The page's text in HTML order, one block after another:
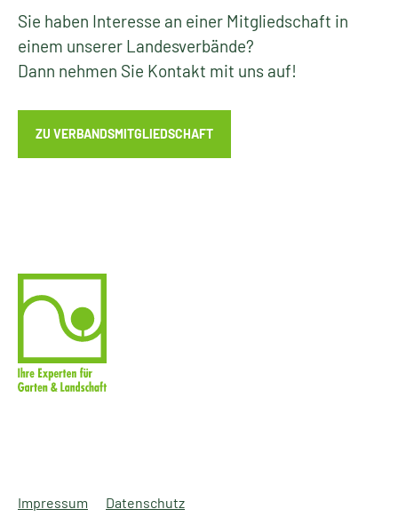
Sie haben Interesse an einer Mitgliedschaft in
einem unserer Landesverbände?
Dann nehmen Sie Kontakt mit uns auf!
ZU VERBANDSMITGLIEDSCHAFT
Impressum Datenschutz